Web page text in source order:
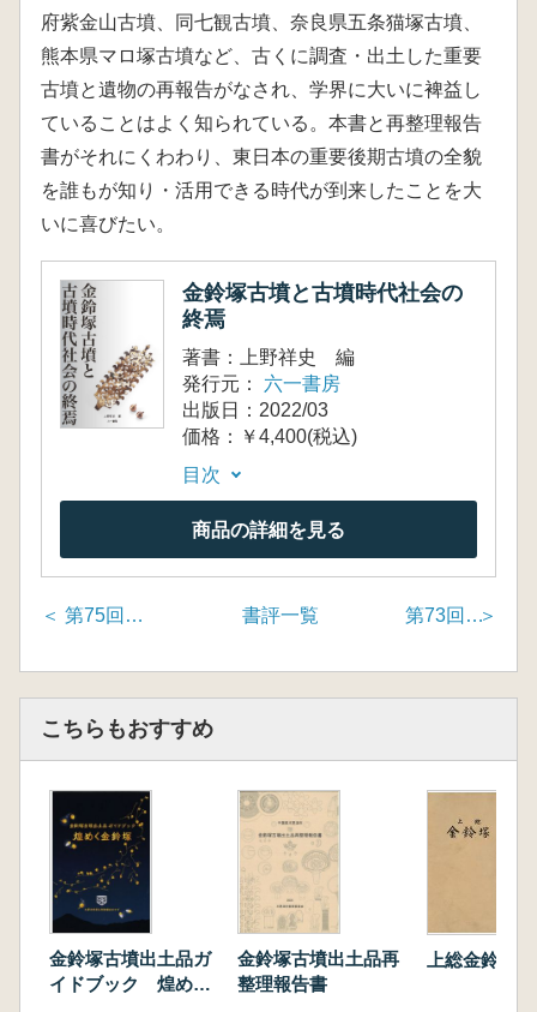
府紫金山古墳、同七観古墳、奈良県五条猫塚古墳、
熊本県マロ塚古墳など、古くに調査・出土した重要
古墳と遺物の再報告がなされ、学界に大いに裨益し
ていることはよく知られている。本書と再整理報告
書がそれにくわわり、東日本の重要後期古墳の全貌
を誰もが知り・活用できる時代が到来したことを大
いに喜びたい。
金鈴塚古墳と古墳時代社会の
終焉
著書：上野祥史 編
発行元： 六一書房
出版日：2022/03
価格：￥4,400(税込)
目次
商品の詳細を見る
＜ 第75回「社会考古学講義 コミュニケーションを分析最小基本単位とする考古学の再編」 書評一覧 第73回「酸素同位体比年輪年代法 先史・古代の暦年と気候を編む」
こちらもおすすめ
金鈴塚古墳出土品ガ
イドブック 煌めく
金鈴塚古墳出土品再
整理報告書
上総金鈴塚